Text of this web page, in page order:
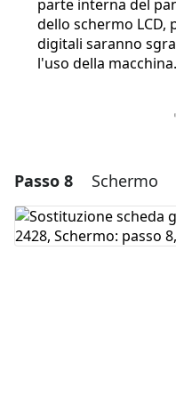
parte interna del
dello schermo LCD,
digitali saranno
l'uso della macchina.
Aggiungi
Passo 8 Schermo